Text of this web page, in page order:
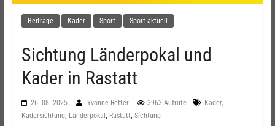
Beiträge Kader Sport Sport aktuell
Sichtung Länderpokal und
Kader in Rastatt
26. 08. 2025 Yvonne Retter 3963 Aufrufe Kader,
Kadersichtung, Länderpokal , Rastatt, Sichtung